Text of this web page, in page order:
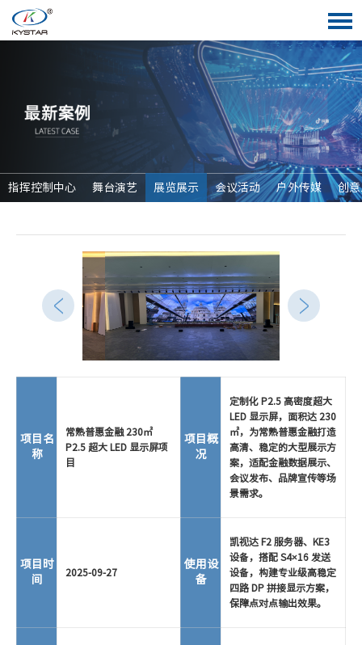
指挥控制中心 舞台演艺 展览展示 会议活动 户外传媒 创
项目名
称
常熟普惠金融 230㎡
P2.5 超大 LED 显示屏项
目
项目概
况
定制化 P2.5 高密度超大
LED 显示屏，面积达 230
㎡，为常熟普惠金融打造
高清、稳定的大型展示方
案，适配金融数据展示、
会议发布、品牌宣传等场
景需求。
项目时
间
2025-09-27
使用设
备
凯视达 F2 服务器、KE3
设备，搭配 S4×16 发送
设备，构建专业级高稳定
四路 DP 拼接显示方案，
保障点对点输出效果。